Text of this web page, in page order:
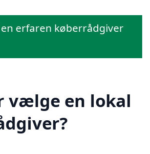
erfaren køberrådgiver
vælge en lokal